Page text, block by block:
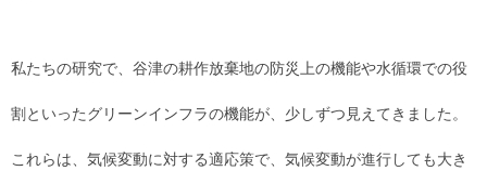
私たちの研究で、谷津の耕作放棄地の防災上の機能や水循環での役
割といったグリーンインフラの機能が、少しずつ見えてきました。
これらは、気候変動に対する適応策で、気候変動が進行しても大き